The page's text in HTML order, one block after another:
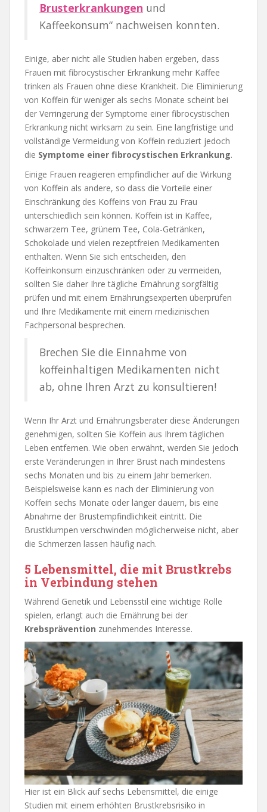
Brusterkrankungen und
Kaffeekonsum“ nachweisen konnten.
Einige, aber nicht alle Studien haben ergeben, dass
Frauen mit fibrocystischer Erkrankung mehr Kaffee
trinken als Frauen ohne diese Krankheit. Die Eliminierung
von Koffein für weniger als sechs Monate scheint bei
der Verringerung der Symptome einer fibrocystischen
Erkrankung nicht wirksam zu sein. Eine langfristige und
vollständige Vermeidung von Koffein reduziert jedoch
die Symptome einer fibrocystischen Erkrankung.
Einige Frauen reagieren empfindlicher auf die Wirkung
von Koffein als andere, so dass die Vorteile einer
Einschränkung des Koffeins von Frau zu Frau
unterschiedlich sein können. Koffein ist in Kaffee,
schwarzem Tee, grünem Tee, Cola-Getränken,
Schokolade und vielen rezeptfreien Medikamenten
enthalten. Wenn Sie sich entscheiden, den
Koffeinkonsum einzuschränken oder zu vermeiden,
sollten Sie daher Ihre tägliche Ernährung sorgfältig
prüfen und mit einem Ernährungsexperten überprüfen
und Ihre Medikamente mit einem medizinischen
Fachpersonal besprechen.
Brechen Sie die Einnahme von
koffeinhaltigen Medikamenten nicht
ab, ohne Ihren Arzt zu konsultieren!
Wenn Ihr Arzt und Ernährungsberater diese Änderungen
genehmigen, sollten Sie Koffein aus Ihrem täglichen
Leben entfernen. Wie oben erwähnt, werden Sie jedoch
erste Veränderungen in Ihrer Brust nach mindestens
sechs Monaten und bis zu einem Jahr bemerken.
Beispielsweise kann es nach der Eliminierung von
Koffein sechs Monate oder länger dauern, bis eine
Abnahme der Brustempfindlichkeit eintritt. Die
Brustklumpen verschwinden möglicherweise nicht, aber
die Schmerzen lassen häufig nach.
5 Lebensmittel, die mit Brustkrebs
in Verbindung stehen
Während Genetik und Lebensstil eine wichtige Rolle
spielen, erlangt auch die Ernährung bei der
Krebsprävention zunehmendes Interesse.
Hier ist ein Blick auf sechs Lebensmittel, die einige
Studien mit einem erhöhten Brustkrebsrisiko in